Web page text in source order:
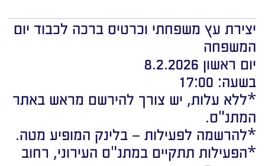
יצירת עץ משפחתי וכרטיס ברכה לכבוד יום
המשפחה
יום ראשון 8.2.2026
בשעה: 17:00
*ללא עלות, יש צורך להירשם מראש באתר
המתנ"ס.
*להרשמה לפעילות – בלינק המופיע מטה.
*הפעילות תתקיים במתנ"ס העירוני, רחוב